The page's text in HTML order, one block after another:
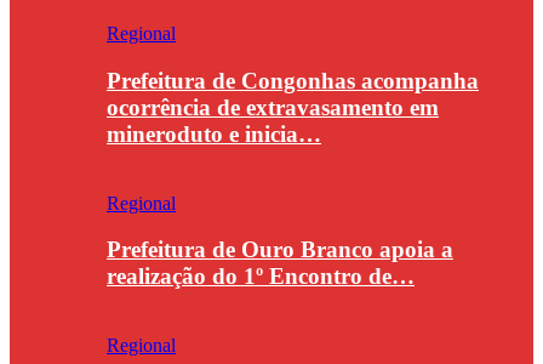
Regional
Prefeitura de Congonhas acompanha
ocorrência de extravasamento em
mineroduto e inicia…
Regional
Prefeitura de Ouro Branco apoia a
realização do 1º Encontro de…
Regional